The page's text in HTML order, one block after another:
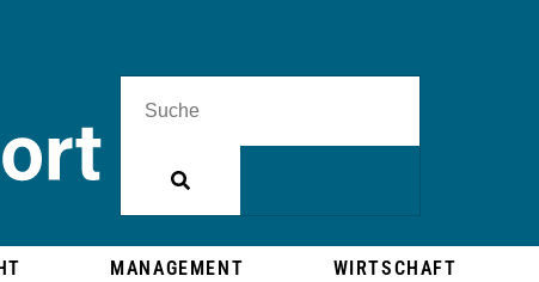
MANAGEMENT WIRTSCHAFT